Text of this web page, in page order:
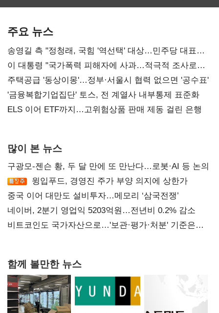
주요 뉴스
송영길 측 "정청래, 국힘 '역선택' 대상…민주당 대표로
총선 지휘 못해"
이 대통령 "국가폭력 피해자에 사과…적극적 조사로
진실 밝혀야"
주택공급 '동상이몽'…정부·서울시 협력 없으면 '공수표'
'금융복합기업집단' 토스, 전 계열사 내부통제 표준화
ELS 이어 ETF까지…고위험상품 판매 제동 걸린 은행
많이 본 뉴스
구광모-젠슨 황, 두 달 만에 또 만난다…로봇·AI 등 논의
윙입푸드, 경영진 주가 부양 의지에 상한가
중국 이어 대만도 설비투자…메모리 ‘삼국전쟁’
네이버, 2분기 영업익 5203억원…전년비 0.2% 감소
비트코인도 국가자산으로…'보관·평가·처분' 기준은
함께 볼만한 뉴스